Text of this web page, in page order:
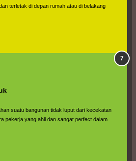
terletak di depan rumah atau di belakang
bangunan tidak luput dari kecekatan
pekerja yang ahli dan sangat perfect dalam